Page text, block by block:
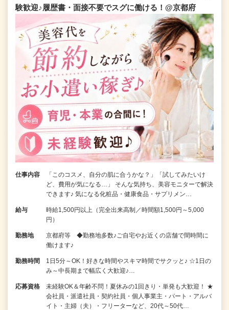
験歓迎♪履歴書・面接不要でスグに働ける！@京都府
仕事内容
「このコスメ、自分の肌に合うかな？」「試してみたいけ
ど、費用が気になる…」 そんな気持ち、美容モニターで解決
できます♪ 気になる化粧品・健康食品・サプリメン…
給与
時給1,500円以上（完全出来高制／時間額1,500円～5,000
円）
勤務地
京都府等 ◆勤務地多数♪ご自宅やお近くの店舗で間時間に
働けます♪
勤務時間
1日5分～OK！好きな時間やスキマ時間でサクッと♪ ☆1日の
み～中長期まで幅広く大歓迎♪…
応募資格
未経験OK＆年齢不問！夏休みの1回きり・単発も大歓迎！ ★
会社員・派遣社員・契約社員・個人事業主・パート・アルバ
イト・主婦（夫）・フリーターなど、20代～50代…